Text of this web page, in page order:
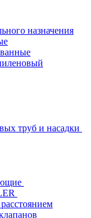
назначения
труб и насадки